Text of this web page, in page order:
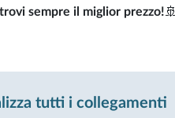
sempre il miglior prezzo! 🚢
tutti i collegamenti